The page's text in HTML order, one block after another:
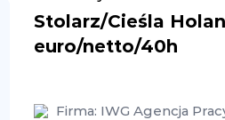
Stolarz/Cieśla
euro/netto/40h
Firma: IWG Agencja